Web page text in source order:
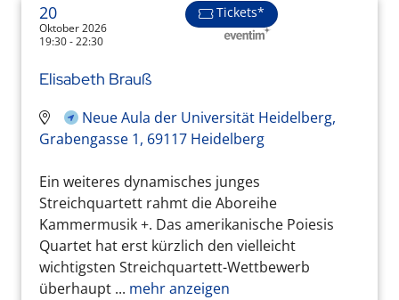
20
Oktober 2026
19:30 - 22:30
Tickets*
Elisabeth Brauß
Neue Aula der Universität Heidelberg,
Grabengasse 1, 69117 Heidelberg
Ein weiteres dynamisches junges
Streichquartett rahmt die Aboreihe
Kammermusik +. Das amerikanische Poiesis
Quartet hat erst kürzlich den vielleicht
wichtigsten Streichquartett-Wettbewerb
überhaupt ... mehr anzeigen